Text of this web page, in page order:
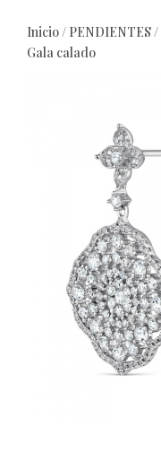
Inicio/ PENDIENTES/
Gala calado